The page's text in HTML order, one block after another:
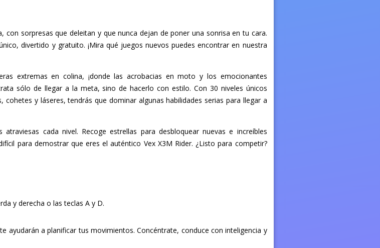
con sorpresas que deleitan y que nunca dejan de poner una sonrisa en tu cara.
divertido y gratuito. ¡Mira qué juegos nuevos puedes encontrar en nuestra
extremas en colina, ¡donde las acrobacias en moto y los emocionantes
sólo de llegar a la meta, sino de hacerlo con estilo. Con 30 niveles únicos
y láseres, tendrás que dominar algunas habilidades serias para llegar a
cada nivel. Recoge estrellas para desbloquear nuevas e increíbles
para demostrar que eres el auténtico Vex X3M Rider. ¿Listo para competir?
y derecha o las teclas A y D.
ayudarán a planificar tus movimientos. Concéntrate, conduce con inteligencia y